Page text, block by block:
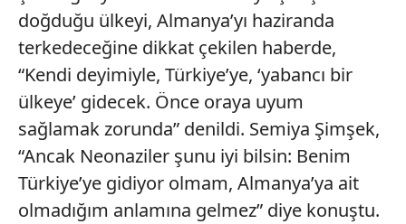
doğduğu ülkeyi, Almanya’yı haziranda
terkedeceğine dikkat çekilen haberde,
“Kendi deyimiyle, Türkiye’ye, ‘yabancı bir
ülkeye’ gidecek. Önce oraya uyum
sağlamak zorunda” denildi. Semiya Şimşek,
“Ancak Neonaziler şunu iyi bilsin: Benim
Türkiye’ye gidiyor olmam, Almanya’ya ait
olmadığım anlamına gelmez” diye konuştu.